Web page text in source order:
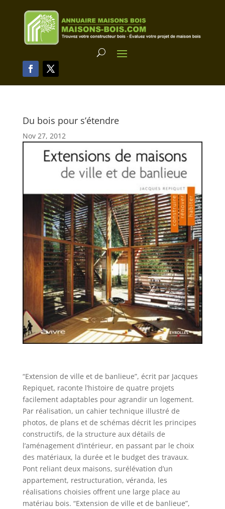
Du bois pour s’étendre
Nov 27, 2012
“Extension de ville et de banlieue”, écrit par Jacques
Repiquet, raconte l’histoire de quatre projets
facilement adaptables pour agrandir un logement.
Par réalisation, un cahier technique illustré de
photos, de plans et de schémas décrit les principes
constructifs, de la structure aux détails de
l’aménagement d’intérieur, en passant par le choix
des matériaux, la durée et le budget des travaux.
Pont reliant deux maisons, surélévation d’un
appartement, restructuration, véranda, les
réalisations choisies offrent une large place au
matériau bois. “Extension de ville et de banlieue”,